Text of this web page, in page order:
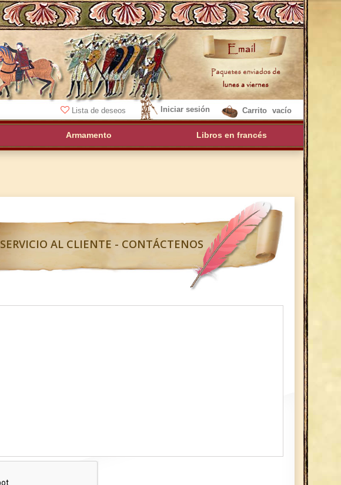
Carrito vacío
Iniciar sesión
Lista de deseos
Armamento Libros en francés
SERVICIO AL CLIENTE - CONTÁCTENOS